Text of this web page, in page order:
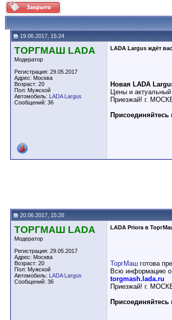
19.06.2017, 15:24
ТОРГМАШ LADA
Модератор
Регистрация: 29.05.2017
Адрес: Москва
Возраст: 20
Пол: Мужской
Автомобиль: LADA Largus
Сообщений: 36
LADA Largus ждёт
Новая LADA
Цены и
Приезжай! г.
Присоединяйтесь
20.06.2017, 15:26
ТОРГМАШ LADA
Модератор
Регистрация: 29.05.2017
Адрес: Москва
Возраст: 20
Пол: Мужской
Автомобиль: LADA Largus
Сообщений: 36
LADA Priora в
ТоргМаш готова
Всю информацию о
torgmash.lada.ru
Приезжай! г.
Присоединяйтесь